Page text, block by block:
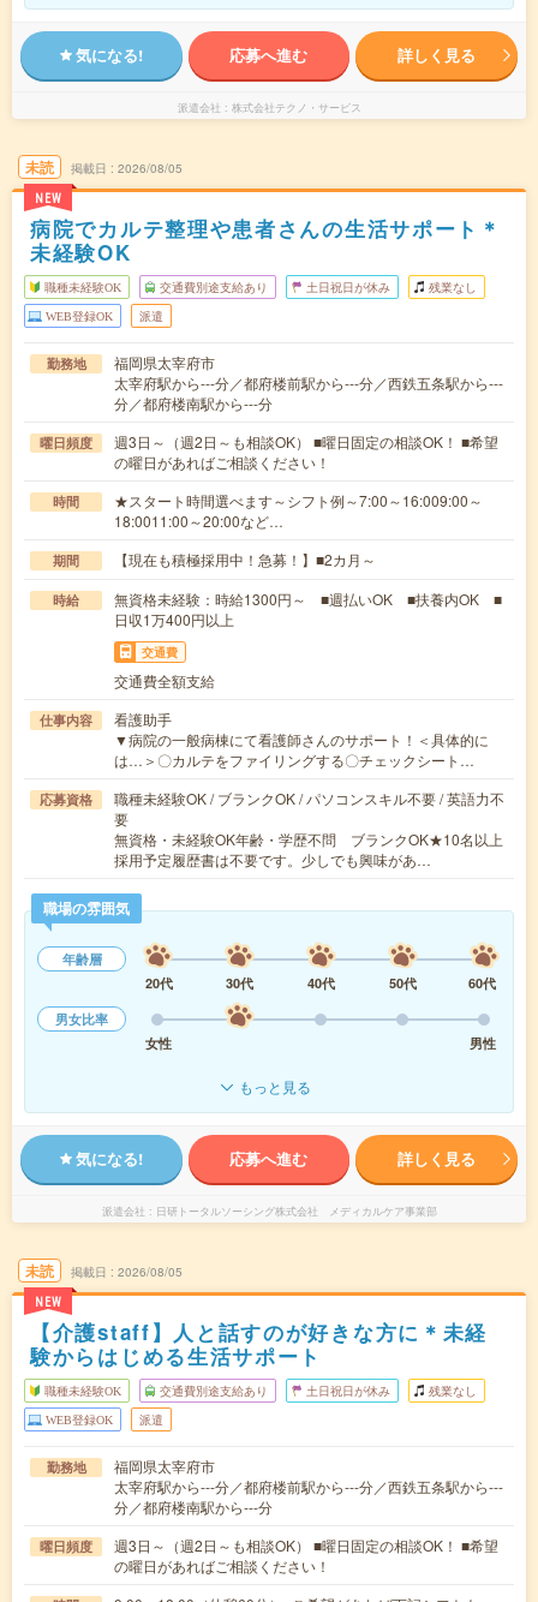
気になる! 応募へ進む 詳しく見る
派遣会社 株式会社テクノ・サービス
未読
NEW
掲載日 2026/08/05
病院でカルテ整理や患者さんの生活サポート＊
未経験OK
職種未経験OK 交通費別途支給あり 土日祝日が休み 残業なし
WEB登録OK 派遣
勤務地
福岡県太宰府市
太宰府駅から---分／都府楼前駅から---分／西鉄五条駅から---
分／都府楼南駅から---分
曜日頻度
週3日～（週2日～も相談OK） ■曜日固定の相談OK！ ■希望
の曜日があればご相談ください！
時間
★スタート時間選べます～シフト例～7:00～16:009:00～
18:0011:00～20:00など…
期間 【現在も積極採用中！急募！】■2カ月～
時給
無資格未経験：時給1300円～ ■週払いOK ■扶養内OK ■
日収1万400円以上
交通費
交通費全額支給
仕事内容
看護助手
▼病院の一般病棟にて看護師さんのサポート！＜具体的に
は…＞〇カルテをファイリングする〇チェックシート…
応募資格
職種未経験OK / ブランクOK / パソコンスキル不要 / 英語力不
要
無資格・未経験OK年齢・学歴不問 ブランクOK★10名以上
採用予定履歴書は不要です。少しでも興味があ…
職場の雰囲気
年齢層
20代
30代 40代 50代
60代
男女比率
女性
男性
もっと見る
気になる! 応募へ進む 詳しく見る
派遣会社 日研トータルソーシング株式会社 メディカルケア事業部
未読
NEW
掲載日 2026/08/05
【介護staff】人と話すのが好きな方に＊未経
験からはじめる生活サポート
職種未経験OK 交通費別途支給あり 土日祝日が休み 残業なし
WEB登録OK 派遣
勤務地
福岡県太宰府市
太宰府駅から---分／都府楼前駅から---分／西鉄五条駅から---
分／都府楼南駅から---分
曜日頻度
週3日～（週2日～も相談OK） ■曜日固定の相談OK！ ■希望
の曜日があればご相談ください！